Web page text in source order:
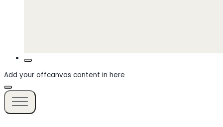
Add your offcanvas content in here